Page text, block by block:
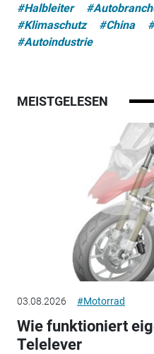
#Halbleiter
#Klimaschutz
#China
#Autoindustrie
MEISTGELESEN
03.08.2026 #Motorrad
Wie funktioniert
Telelever